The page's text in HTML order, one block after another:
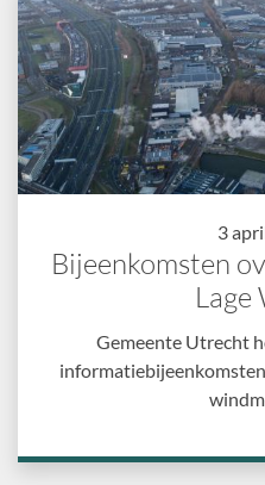
3
Bijeenkomsten
Lage
Gemeente Utrecht